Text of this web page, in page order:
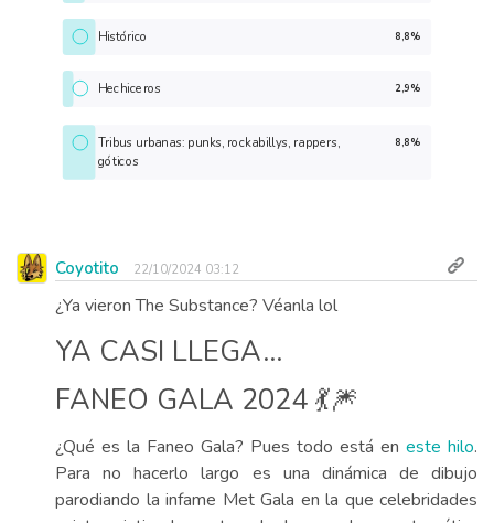
Histórico 8,8%
Hechiceros 2,9%
Tribus urbanas: punks, rockabillys, rappers,
góticos
8,8%
Coyotito 22/10/2024 03:12
¿Ya vieron The Substance? Véanla lol
YA CASI LLEGA...
FANEO GALA 2024 💃🎆
¿Qué es la Faneo Gala? Pues todo está en este hilo.
Para no hacerlo largo es una dinámica de dibujo
parodiando la infame Met Gala en la que celebridades